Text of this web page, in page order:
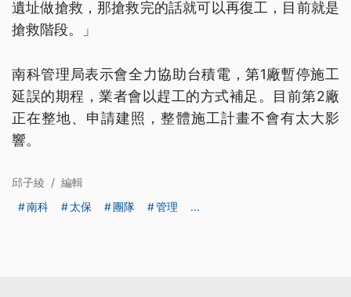
遺址做搶救，那搶救完的話就可以再復工，目前就是
搶救階段。」
南科管理局表示會全力協助台積電，第1廠暫停施工
延誤的期程，業者會以趕工的方式補足。目前第2廠
正在整地、申請建照，整體施工計畫不會有太大影
響。
邱子綾 / 編輯
南科
太保 團隊 管理 ...